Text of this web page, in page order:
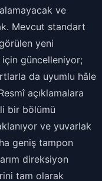
ve
Mevcut standart
yeni
için güncelleniyor;
da uyumlu hâle
açıklamalara
bir bölümü
ve yuvarlak
geniş tampon
direksiyon
tam olarak